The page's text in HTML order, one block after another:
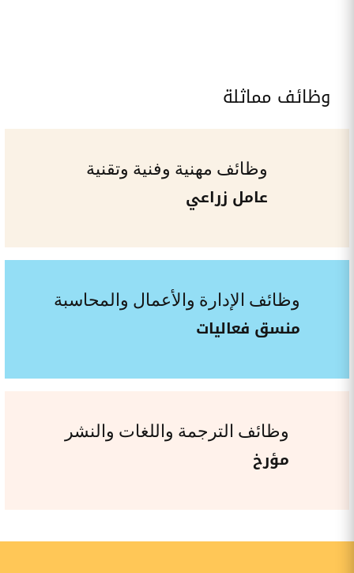
وظائف مماثلة
وظائف مهنية وفنية وتقنية
عامل زراعي
وظائف الإدارة والأعمال والمحاسبة
منسق فعاليات
وظائف الترجمة واللغات والنشر
مؤرخ